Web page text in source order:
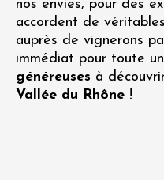
nos envies, pour des
accordent de
auprès de vignerons
immédiat pour toute
généreuses à
Vallée du Rhône !